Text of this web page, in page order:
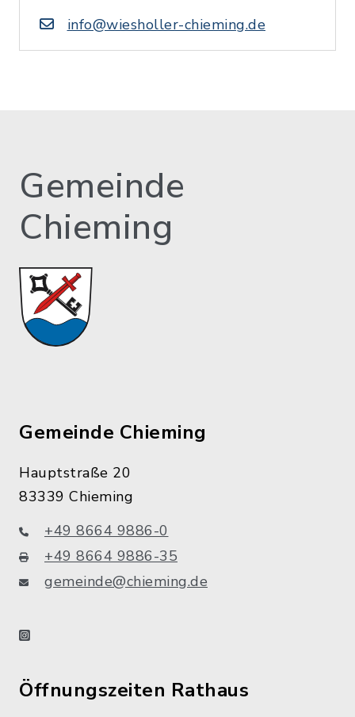
info@wiesholler-chieming.de
Gemeinde
Chieming
Gemeinde Chieming
Hauptstraße 20
83339 Chieming
+49 8664 9886-0
+49 8664 9886-35
gemeinde@chieming.de
instagram
Öffnungszeiten Rathaus